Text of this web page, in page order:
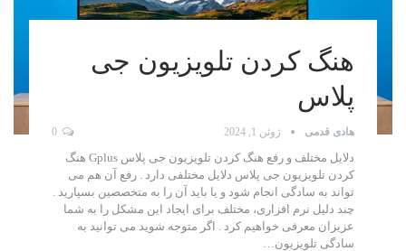
هنگ کردن تلویزیون جی
پلاس
هادی قدمی ژوئن 1, 2024 0
دلایل مختلف و رفع هنگ کردن تلویزیون جی پلاس Gplus هنگ
کردن تلویزیون جی پلاس دلایل مختلفی دارد . رفع آن هم می
تواند به سادگی انجام شود و یا باید آن را به متخصصین بسپارید .
چند دلیل نرم افزاری، مختلف برای ایجاد این مشکل را به شما
عزیزان معرفی خواهیم کرد . اگر متوجه شوید می توانید به
سادگی تلویزیون…